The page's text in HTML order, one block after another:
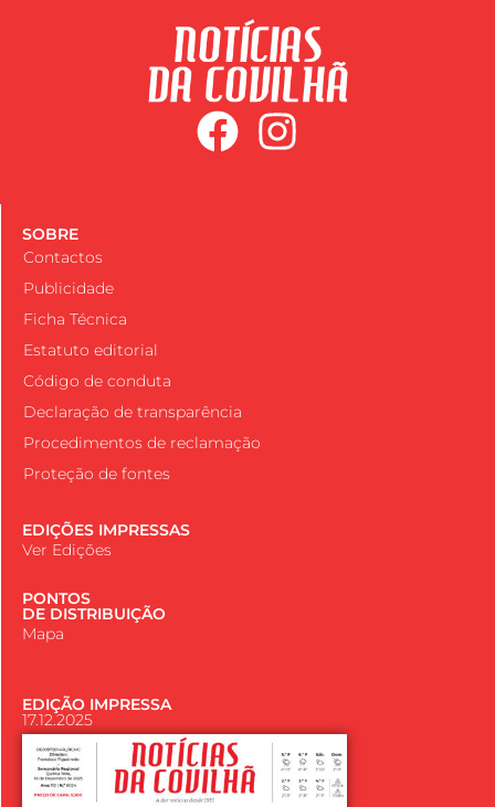
SOBRE
Contactos
Publicidade
Ficha Técnica
Estatuto editorial
Código de conduta
Declaração de transparência
Procedimentos de reclamação
Proteção de fontes
EDIÇÕES IMPRESSAS
Ver Edições
PONTOS
DE DISTRIBUIÇÃO
Mapa
EDIÇÃO IMPRESSA
17.12.2025